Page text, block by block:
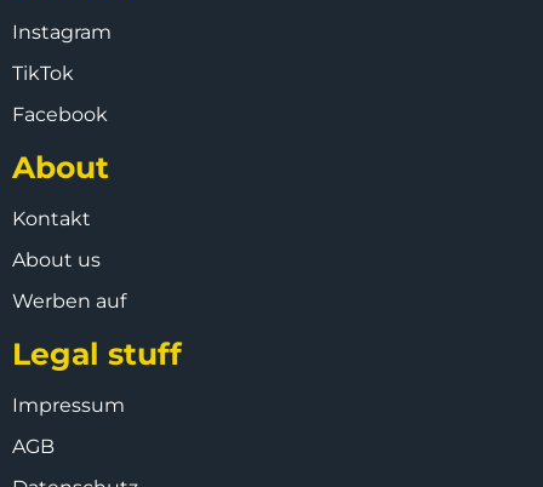
Instagram
TikTok
Facebook
About
Kontakt
About us
Werben auf
Legal stuff
Impressum
AGB